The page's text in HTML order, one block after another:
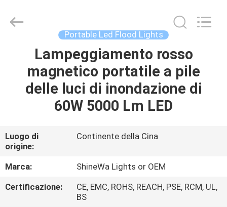
CASA.
PRODOTTI
SU
DI
NOI
International
Trade
Portable Led Flood Lights
Lampeggiamento rosso
magnetico portatile a pile
delle luci di inondazione di
60W 5000 Lm LED
Luogo di
origine:
Continente della Cina
Marca:
ShineWa Lights or OEM
Certificazione:
CE, EMC, ROHS, REACH, PSE, RCM, UL,
BS